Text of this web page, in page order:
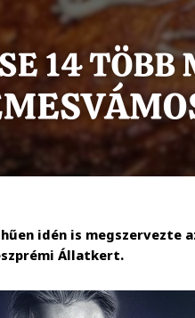
idén is megszervezte
Állatkert.